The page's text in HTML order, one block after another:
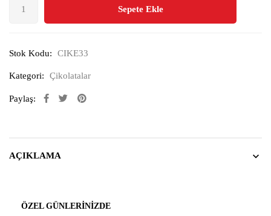
Sepete Ekle
Stok Kodu: CIKE33
Kategori: Çikolatalar
Paylaş:
AÇIKLAMA
ÖZEL GÜNLERINIZDE